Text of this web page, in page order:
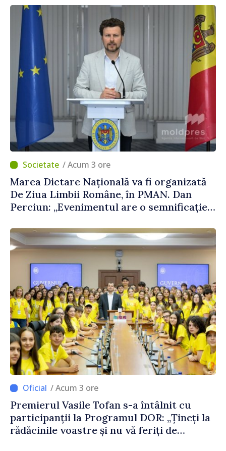
economici și cetățenilor”
/ Acum 3 ore
Marea Dictare Națională va fi organizată
De Ziua Limbii Române, în PMAN. Dan
Perciun: „Evenimentul are o semnificație
/ Acum 3 ore
Premierul Vasile Tofan s-a întâlnit cu
participanții la Programul DOR: „Țineți la
rădăcinile voastre și nu vă feriți de